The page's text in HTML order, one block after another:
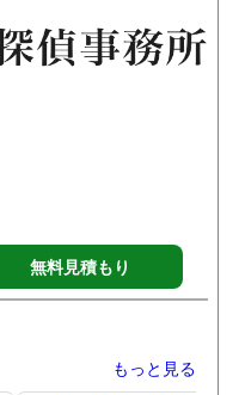
無料見積もり
もっと見る